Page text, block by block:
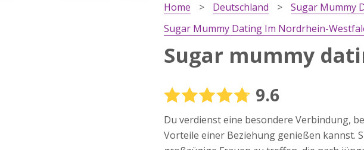
Schritt3
Deine E-Mail?
Mit meiner Anmeldung erkläre ich mich mit den
einverstanden. Ich erhalte Informationen und
kann ich jederzeit widersprechen.
Home Deutschland
Sugar Mummy
Sugar Mummy Dating Im Nordrhein-
Sugar mummy
9.6
Du verdienst eine besondere Verbindung,
Vorteile einer Beziehung genießen kannst.